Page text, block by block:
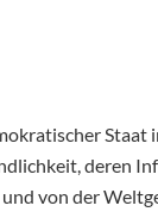
Staat
deren
von der